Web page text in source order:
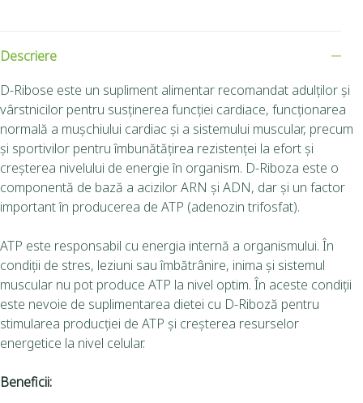
Descriere
D-Ribose este un supliment alimentar recomandat adulților și
vârstnicilor pentru susținerea funcției cardiace, funcționarea
normală a mușchiului cardiac și a sistemului muscular, precum
și sportivilor pentru îmbunătățirea rezistenței la efort și
creșterea nivelului de energie în organism. D-Riboza este o
componentă de bază a acizilor ARN și ADN, dar și un factor
important în producerea de ATP (adenozin trifosfat).
ATP este responsabil cu energia internă a organismului. În
condiții de stres, leziuni sau îmbătrânire, inima și sistemul
muscular nu pot produce ATP la nivel optim. În aceste condiții
este nevoie de suplimentarea dietei cu D-Riboză pentru
stimularea producției de ATP și creșterea resurselor
energetice la nivel celular.
Beneficii: